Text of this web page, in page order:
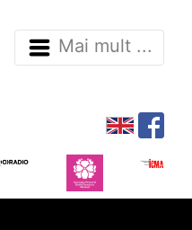
Mai mult ...